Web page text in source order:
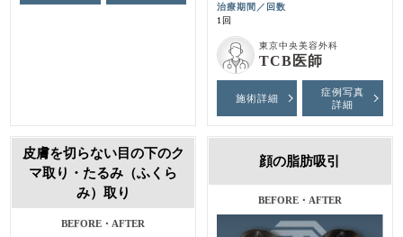
治療期間／回数
1回
東京中央美容外科
TCB医師
施術詳細
症例写真
詳細
皮膚を切らない目の下のク
マ取り・たるみ（ふくら
み）取り
施術前・1ヶ月後
顔の脂肪吸引
施術前・１ヶ月後